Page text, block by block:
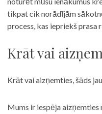
tikpat cik norādījām
process, kas iepriekš prasa
Krāt vai
Krāt vai aizņemties, šāds
Mums ir iespēja aizņemties